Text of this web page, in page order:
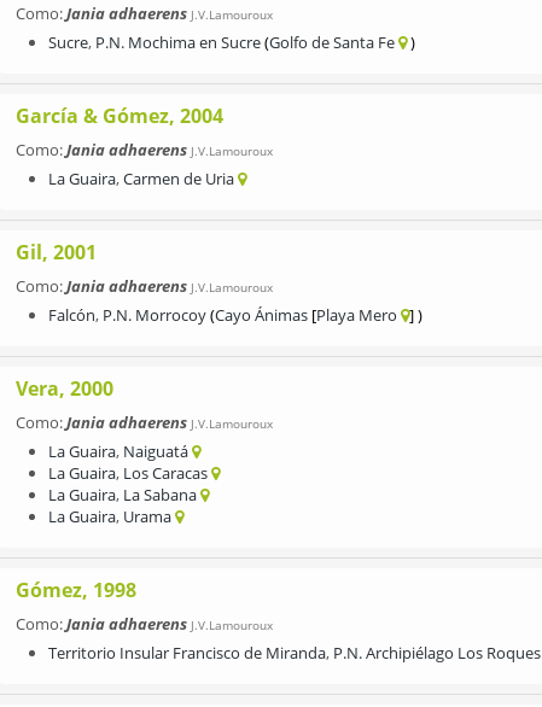
Como:Jania adhaerens J.V.Lamouroux
Sucre, P.N. Mochima en Sucre Golfo de Santa Fe
García & Gómez, 2004
Como:Jania adhaerens J.V.Lamouroux
La Guaira,Carmen de Uria
Gil, 2001
Como:Jania adhaerens J.V.Lamouroux
Falcón, P.N. Morrocoy Cayo Ánimas Playa Mero
Vera, 2000
Como:Jania adhaerens J.V.Lamouroux
La Guaira, Naiguatá
La Guaira, Los Caracas
La Guaira, La Sabana
La Guaira, Urama
Gómez, 1998
Como:Jania adhaerens J.V.Lamouroux
Territorio Insular Francisco de Miranda, P.N. Archipiélago Los Roques